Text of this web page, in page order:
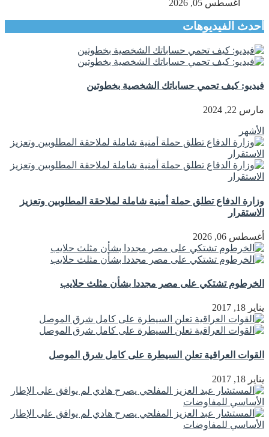
أغسطس 05, 2026
أحدث الفيديوهات
فيديو: كيف تحمي حساباتك الشخصية بخطوتين
مارس 22, 2024
الأشهر
وزارة الدفاع تطلق حملة أمنية شاملة لملاحقة المطلوبين وتعزيز
الاستقرار
أغسطس 06, 2026
الخرطوم تشتكي على مصر مجددا بشأن مثلث حلايب
يناير 18, 2017
القوات العراقية تعلن السيطرة على كامل شرق الموصل
يناير 18, 2017